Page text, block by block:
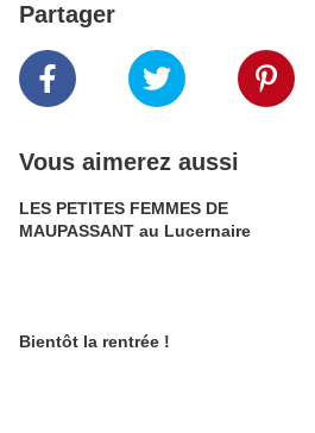
Partager
Vous aimerez aussi
LES PETITES FEMMES DE
MAUPASSANT au Lucernaire
Bientôt la rentrée !